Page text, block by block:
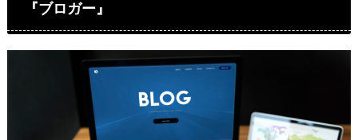
『ブロガー』